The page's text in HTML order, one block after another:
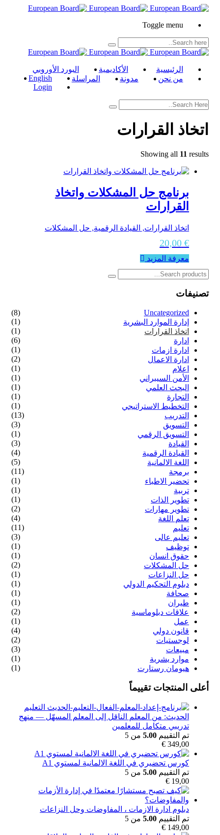
Toggle menu
الرئيسية الأكاديمية
البورد الأوروبي
من نحن
مدونة المراسلة
English
Login
اتخاذ القرارات
Showing all 11 results
برنامج حل المشكلات واتخاذ
القرارات
اتخاذ القرارات, القيادة الرقمية, حل المشكلات
€
20,00
معرفة المزيد
تصنيفات
Uncategorized
(8)
إدارة الموارد البشرية
(1)
اتخاذ القرارات
(1)
ادارة
(6)
ادارة ازمات
(1)
ادارة الاعمال
(2)
اعلام
(1)
الأمن السيبراني
(1)
البحث العلمي
(1)
التجارة
(1)
التخطيط الاستراتيجي
(1)
التدريب
(13)
التسويق
(3)
التسويق الرقمي
(1)
القيادة
(3)
القيادة الرقمية
(4)
اللغة الالمانية
(5)
برمجة
(11)
تحضير الاطباء
(1)
تربية
(1)
تطوير الذات
(1)
تطوير مهارات
(2)
تعلم اللغة
(4)
تعليم
(11)
تعليم عالى
(3)
توظيف
(1)
حقوق انسان
(1)
حل المشكلات
(2)
حل النزاعات
(1)
دبلوم التحكيم الدولي
(1)
صحافة
(1)
طيران
(1)
علاقات دبلوماسية
(2)
عمل
(1)
قانون دولي
(4)
لوجستيات
(2)
مبيعات
(3)
موارد يشرية
(1)
هيومان رستارت
(1)
أعلى المنتجات تقييماً
التعليم
الحديث: من المعلم الناقل إلى المعلم المسهّل — منهج
تدريبي متكامل للمعلمين
تم التقييم 5.00 من 5
€ 349,00
كورس تحضيري في اللغة الالمانية لمستوي A1
تم التقييم 5.00 من 5
€ 19,00
دبلوم ادارة الازمات ، المفاوضات وحل النزاعات
تم التقييم 5.00 من 5
€ 149,00